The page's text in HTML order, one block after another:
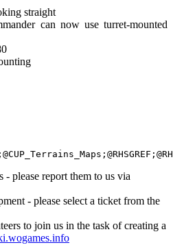
straight
can now use turret-mounted
please report them to us via
- please select a ticket from the
to join us in the task of creating a